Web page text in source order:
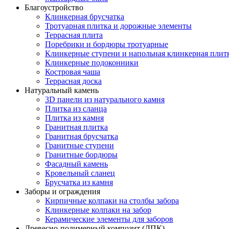
Благоустройство
Клинкерная брусчатка
Тротуарная плитка и дорожные элементы
Террасная плита
Поребрики и бордюры тротуарные
Клинкерные ступени и напольная клинкерная
Клинкерные подоконники
Костровая чаша
Террасная доска
Натуральный камень
3D панели из натурального камня
Плитка из сланца
Плитка из камня
Гранитная плитка
Гранитная брусчатка
Гранитные ступени
Гранитные бордюры
Фасадный камень
Кровельный сланец
Брусчатка из камня
Заборы и ограждения
Кирпичные колпаки на столбы забора
Клинкерные колпаки на забор
Керамические элементы для заборов